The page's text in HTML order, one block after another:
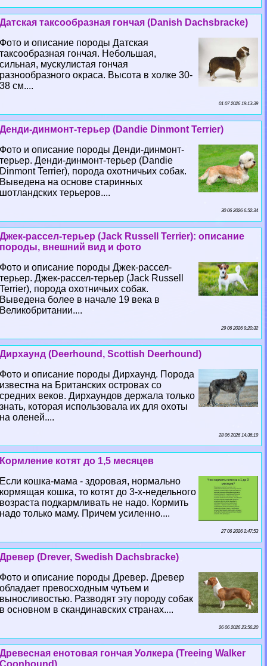
Датская таксообразная гончая (Danish Dachsbracke)
Фото и описание породы Датская
таксообразная гончая. Небольшая,
сильная, мускулистая гончая
разнообразного окраса. Высота в холке 30-
38 см....
01 07 2026 19:13:39
Денди-динмонт-терьер (Dandie Dinmont Terrier)
Фото и описание породы Денди-динмонт-
терьер. Денди-динмонт-терьер (Dandie
Dinmont Terrier), порода охотничьих собак.
Выведена на основе старинных
шотландских терьеров....
30 06 2026 6:52:34
Джек-рассел-терьер (Jack Russell Terrier): описание
породы, внешний вид и фото
Фото и описание породы Джек-рассел-
терьер. Джек-рассел-терьер (Jack Russell
Terrier), порода охотничьих собак.
Выведена более в начале 19 века в
Великобритании....
29 06 2026 9:20:32
Дирхаунд (Deerhound, Scottish Deerhound)
Фото и описание породы Дирхаунд. Порода
известна на Британских островах со
средних веков. Дирхаундов держала только
знать, которая использовала их для охоты
на оленей....
28 06 2026 14:36:19
Кормление котят до 1,5 месяцев
Если кошка-мама - здоровая, нормально
кормящая кошка, то котят до 3-х-недельного
возраста подкармливать не надо. Кормить
надо только маму. Причем усиленно....
27 06 2026 2:47:53
Древер (Drever, Swedish Dachsbracke)
Фото и описание породы Древер. Древер
обладает превосходным чутьем и
выносливостью. Разводят эту породу собак
в основном в скандинавских странах....
26 06 2026 23:56:20
Древесная енотовая гончая Уолкера (Treeing Walker
Coonhound)